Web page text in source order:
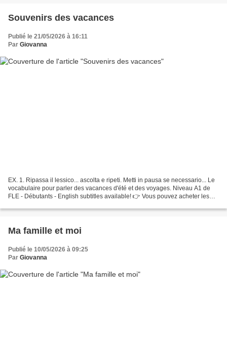
Souvenirs des vacances
Publié le 21/05/2026 à 16:11
Par Giovanna
EX. 1. Ripassa il lessico... ascolta e ripeti. Metti in pausa se necessario... Le
vocabulaire pour parler des vacances d'été et des voyages. Niveau A1 de
FLE - Débutants - English subtitles available! 👉 Vous pouvez acheter les
Ma famille et moi
Publié le 10/05/2026 à 09:25
Par Giovanna